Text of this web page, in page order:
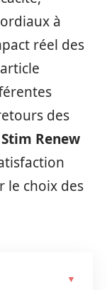
à
réel des
des
Renew
le choix des